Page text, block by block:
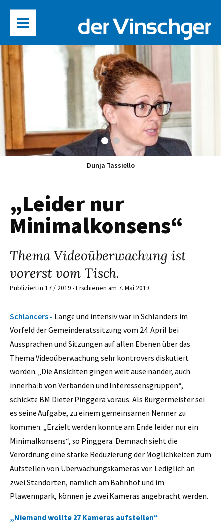
Dunja Tassiello
„Leider nur
Minimalkonsens“
Thema Videoüberwachung ist
vorerst vom Tisch.
Publiziert in 17 / 2019 - Erschienen am 7. Mai 2019
Schlanders - Lange und intensiv war in Schlanders im
Vorfeld der Gemeinderatssitzung vom 24. April bei
Aussprachen und Sitzungen auf allen Ebenen über das
Thema Videoüberwachung sehr kontrovers diskutiert
worden. „Die Ansichten gingen weit auseinander, auch
innerhalb von Verbänden und Interessensgruppen“,
schickte BM Dieter Pinggera voraus. Als Bürgermeister sei
es seine Aufgabe, zu einem gemeinsamen Nenner zu
kommen. „Erzielt werden konnte am Ende leider nur ein
Minimalkonsens“, so Pinggera. Demnach sieht die
Verordnung eine starke Reduzierung der Möglichkeiten zum
Aufstellen von Überwachungskameras vor. Lediglich an
zwei Standorten, nämlich am Bahnhof und im
Plawennpark, können je zwei Kameras angebracht werden.
„Niemand wollte 27 Kameras aufstellen“